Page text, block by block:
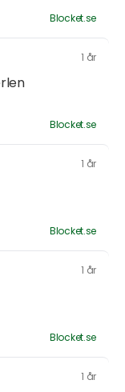
Blocket.se
1 år
Blocket.se
1 år
Blocket.se
1 år
Blocket.se
1 år